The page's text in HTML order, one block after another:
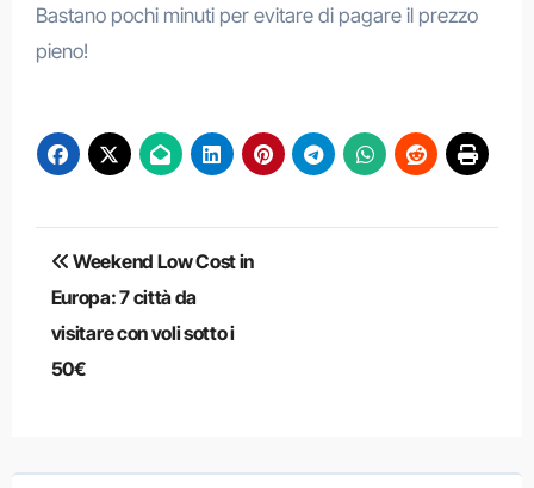
Bastano pochi minuti per evitare di pagare il prezzo
pieno!
Navigazione
articoli
Weekend Low Cost in
Europa: 7 città da
visitare con voli sotto i
50€